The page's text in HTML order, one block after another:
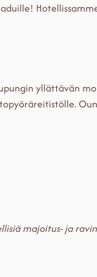
yllättävän
majoitus- ja